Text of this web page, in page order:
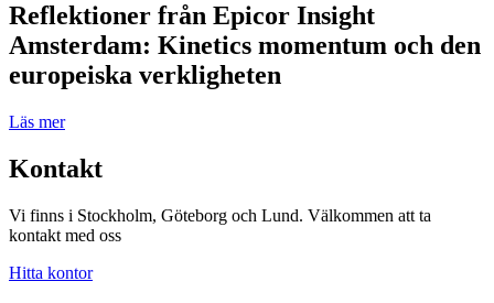
Reflektioner från Epicor Insight
Amsterdam: Kinetics momentum och den
europeiska verkligheten
Läs mer
Kontakt
Vi finns i Stockholm, Göteborg och Lund. Välkommen att ta
kontakt med oss
Hitta kontor